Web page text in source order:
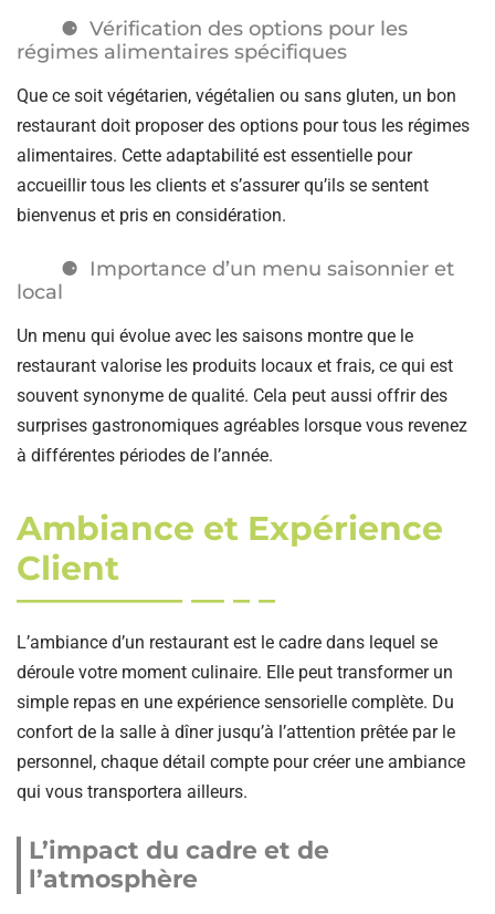
Vérification des options pour les
régimes alimentaires spécifiques
Que ce soit végétarien, végétalien ou sans gluten, un bon
restaurant doit proposer des options pour tous les régimes
alimentaires. Cette adaptabilité est essentielle pour
accueillir tous les clients et s’assurer qu’ils se sentent
bienvenus et pris en considération.
Importance d’un menu saisonnier et
local
Un menu qui évolue avec les saisons montre que le
restaurant valorise les produits locaux et frais, ce qui est
souvent synonyme de qualité. Cela peut aussi offrir des
surprises gastronomiques agréables lorsque vous revenez
à différentes périodes de l’année.
Ambiance et Expérience
Client
L’ambiance d’un restaurant est le cadre dans lequel se
déroule votre moment culinaire. Elle peut transformer un
simple repas en une expérience sensorielle complète. Du
confort de la salle à dîner jusqu’à l’attention prêtée par le
personnel, chaque détail compte pour créer une ambiance
qui vous transportera ailleurs.
L’impact du cadre et de
l’atmosphère